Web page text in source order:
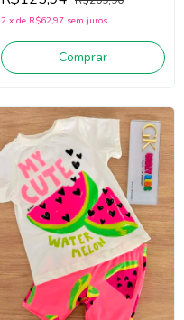
2 x de R$62,97 sem juros
Comprar